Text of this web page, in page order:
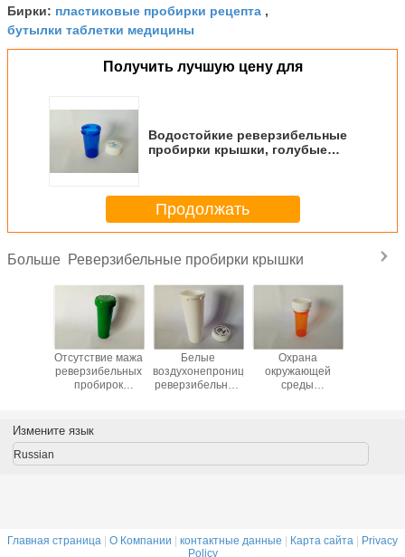
Бирки: пластиковые пробирки рецепта ,
бутылки таблетки медицины
Получить лучшую цену для
Водостойкие реверзибельные
пробирки крышки, голубые
Продолжать
Больше Реверзибельные пробирки крышки
Отсутствие мажа
реверзибельных
пробирок
зеленых бутылок
таблетки
доказательства
Белые
воздухонепроницаемые
реверзибельные
Х140мм*Д45мм
Охрана
окружающей
среды
медицинских
Ресиклабле
Измените язык
Russian
Главная страница О Компании контактные данные Карта сайта
Privacy
Policy